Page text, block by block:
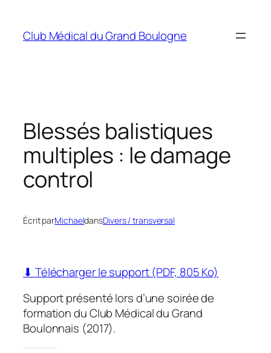
contenu
Club Médical du Grand Boulogne
Blessés balistiques
multiples : le damage
control
Écrit parMichaeldansDivers / transversal
⬇ Télécharger le support (PDF, 805 Ko)
Support présenté lors d’une soirée de
formation du Club Médical du Grand
Boulonnais (2017).